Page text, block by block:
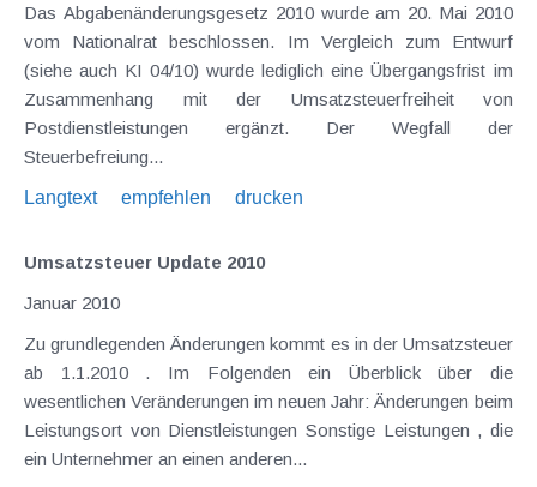
Das Abgabenänderungsgesetz 2010 wurde am 20. Mai 2010
vom Nationalrat beschlossen. Im Vergleich zum Entwurf
(siehe auch KI 04/10) wurde lediglich eine Übergangsfrist im
Zusammenhang mit der Umsatzsteuerfreiheit von
Postdienstleistungen ergänzt. Der Wegfall der
Steuerbefreiung...
Langtext
empfehlen drucken
Umsatzsteuer Update 2010
Januar 2010
Zu grundlegenden Änderungen kommt es in der Umsatzsteuer
ab 1.1.2010 . Im Folgenden ein Überblick über die
wesentlichen Veränderungen im neuen Jahr: Änderungen beim
Leistungsort von Dienstleistungen Sonstige Leistungen , die
ein Unternehmer an einen anderen...